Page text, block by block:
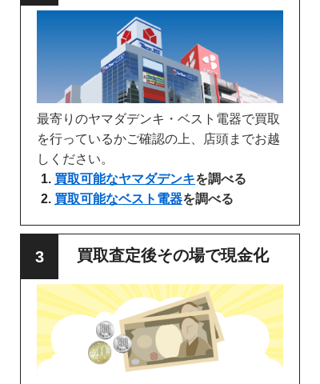
最寄りのヤマダデンキ・ベスト電器で買取
を行っているかご確認の上、店頭までお越
しください。
買取可能なヤマダデンキを調べる
買取可能なベスト電器を調べる
買取査定後その場で現金化